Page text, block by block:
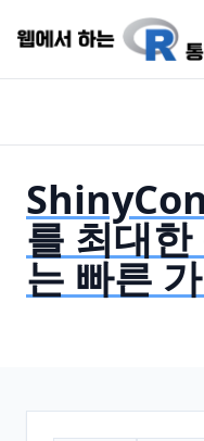
를 최대
는 빠른